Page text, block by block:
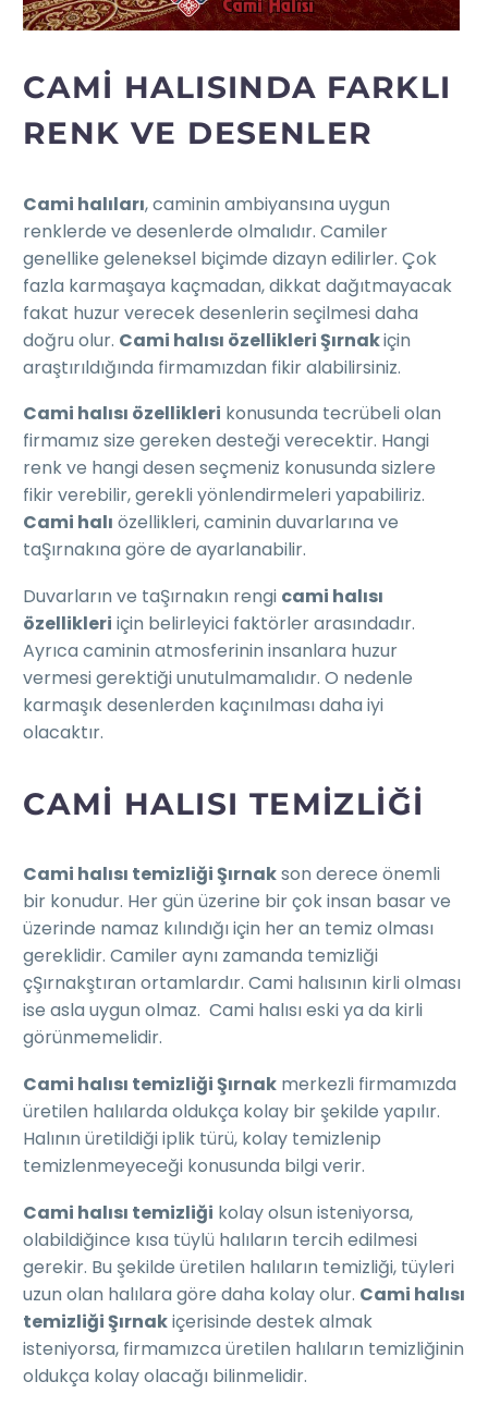
CAMI HALISINDA FARKLI
RENK VE DESENLER
Cami halıları, caminin ambiyansına uygun
renklerde ve desenlerde olmalıdır. Camiler
genellike geleneksel biçimde dizayn edilirler. Çok
fazla karmaşaya kaçmadan, dikkat dağıtmayacak
fakat huzur verecek desenlerin seçilmesi daha
doğru olur. Cami halısı özellikleri Şırnakiçin
araştırıldığında firmamızdan fikir alabilirsiniz.
Cami halısı özellikleri konusunda tecrübeli olan
firmamız size gereken desteği verecektir. Hangi
renk ve hangi desen seçmeniz konusunda sizlere
fikir verebilir, gerekli yönlendirmeleri yapabiliriz.
Cami halı özellikleri, caminin duvarlarına ve
taŞırnakına göre de ayarlanabilir.
Duvarların ve taŞırnakın rengi cami halısı
özellikleri için belirleyici faktörler arasındadır.
Ayrıca caminin atmosferinin insanlara huzur
vermesi gerektiği unutulmamalıdır. O nedenle
karmaşık desenlerden kaçınılması daha iyi
olacaktır.
CAMI HALISI TEMIZLIĞI
Cami halısı temizliği Şırnakson derece önemli
bir konudur. Her gün üzerine bir çok insan basar ve
üzerinde namaz kılındığı için her an temiz olması
gereklidir. Camiler aynı zamanda temizliği
çŞırnakştıran ortamlardır. Cami halısının kirli olması
ise asla uygun olmaz. Cami halısı eski ya da kirli
görünmemelidir.
Cami halısı temizliği Şırnak merkezli firmamızda
üretilen halılarda oldukça kolay bir şekilde yapılır.
Halının üretildiği iplik türü, kolay temizlenip
temizlenmeyeceği konusunda bilgi verir.
Cami halısı temizliği kolay olsun isteniyorsa,
olabildiğince kısa tüylü halıların tercih edilmesi
gerekir. Bu şekilde üretilen halıların temizliği, tüyleri
uzun olan halılara göre daha kolay olur. Cami halısı
temizliği Şırnakiçerisinde destek almak
isteniyorsa, firmamızca üretilen halıların temizliğinin
oldukça kolay olacağı bilinmelidir.